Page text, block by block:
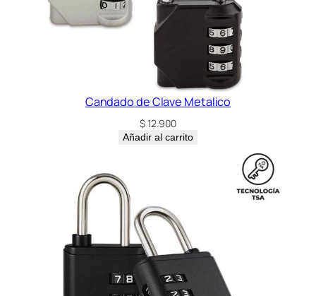
Candado de Clave Metalico
$12.900
Añadir al carrito